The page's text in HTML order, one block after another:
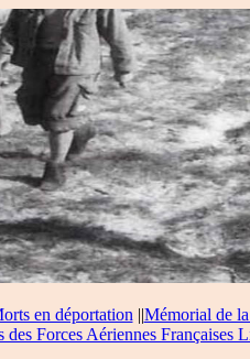
en déportation ||Mémorial de
des Forces Aériennes Françaises